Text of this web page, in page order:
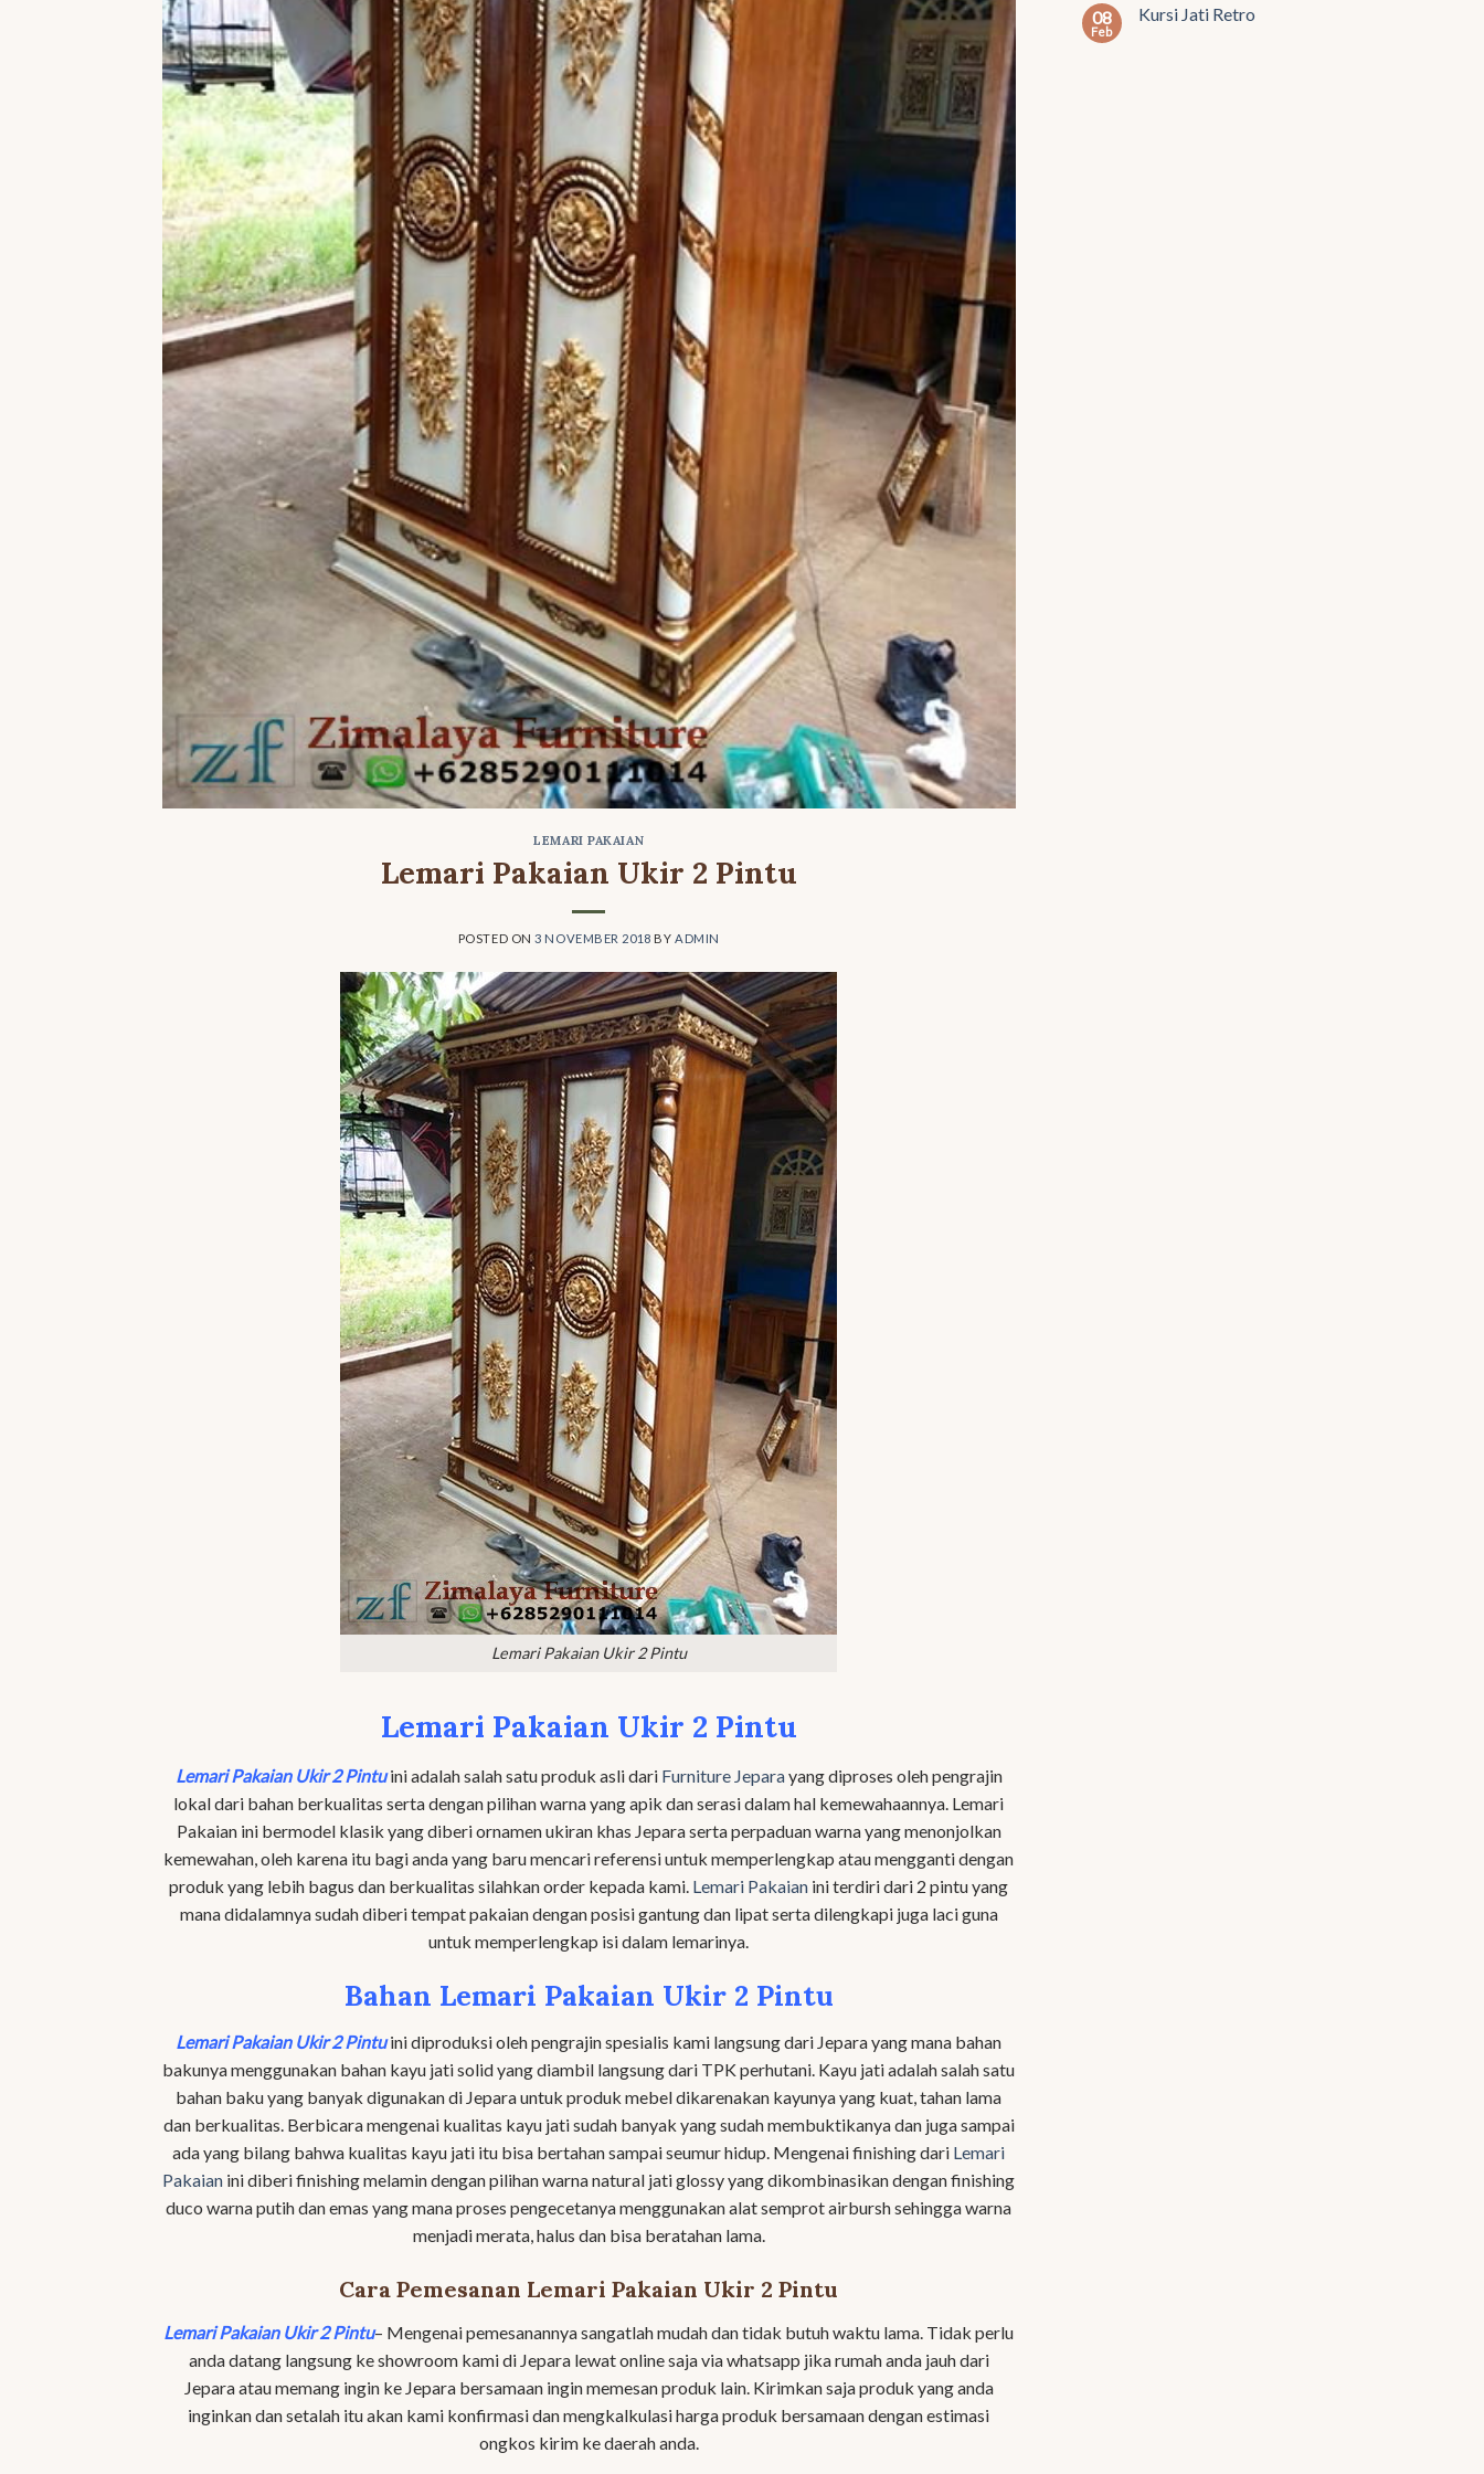
LEMARI PAKAIAN
Lemari Pakaian Ukir 2 Pintu
POSTED ON3 NOVEMBER 2018 BY ADMIN
Lemari Pakaian Ukir 2 Pintu
Lemari Pakaian Ukir 2 Pintu
Lemari Pakaian Ukir 2 Pintuini adalah salah satu produk asli dari Furniture Jeparayang diproses oleh pengrajin
lokal dari bahan berkualitas serta dengan pilihan warna yang apik dan serasi dalam hal kemewahaannya. Lemari
Pakaian ini bermodel klasik yang diberi ornamen ukiran khas Jepara serta perpaduan warna yang menonjolkan
kemewahan, oleh karena itu bagi anda yang baru mencari referensi untuk memperlengkap atau mengganti dengan
produk yang lebih bagus dan berkualitas silahkan order kepada kami. Lemari Pakaian ini terdiri dari 2 pintu yang
mana didalamnya sudah diberi tempat pakaian dengan posisi gantung dan lipat serta dilengkapi juga laci guna
untuk memperlengkap isi dalam lemarinya.
Bahan Lemari Pakaian Ukir 2 Pintu
Lemari Pakaian Ukir 2 Pintuini diproduksi oleh pengrajin spesialis kami langsung dari Jepara yang mana bahan
bakunya menggunakan bahan kayu jati solid yang diambil langsung dari TPK perhutani. Kayu jati adalah salah satu
bahan baku yang banyak digunakan di Jepara untuk produk mebel dikarenakan kayunya yang kuat, tahan lama
dan berkualitas. Berbicara mengenai kualitas kayu jati sudah banyak yang sudah membuktikanya dan juga sampai
ada yang bilang bahwa kualitas kayu jati itu bisa bertahan sampai seumur hidup. Mengenai finishing dari Lemari
Pakaian ini diberi finishing melamin dengan pilihan warna natural jati glossy yang dikombinasikan dengan finishing
duco warna putih dan emas yang mana proses pengecetanya menggunakan alat semprot airbursh sehingga warna
menjadi merata, halus dan bisa beratahan lama.
Cara Pemesanan Lemari Pakaian Ukir 2 Pintu
Lemari Pakaian Ukir 2 Pintu– Mengenai pemesanannya sangatlah mudah dan tidak butuh waktu lama. Tidak perlu
anda datang langsung ke showroom kami di Jepara lewat online saja via whatsapp jika rumah anda jauh dari
Jepara atau memang ingin ke Jepara bersamaan ingin memesan produk lain. Kirimkan saja produk yang anda
inginkan dan setalah itu akan kami konfirmasi dan mengkalkulasi harga produk bersamaan dengan estimasi
ongkos kirim ke daerah anda.
08
Feb
Kursi Jati Retro